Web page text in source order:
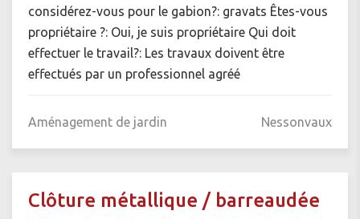
considérez-vous pour le gabion?: gravats Êtes-vous
propriétaire ?: Oui, je suis propriétaire Qui doit
effectuer le travail?: Les travaux doivent être
effectués par un professionnel agréé
Aménagement de jardin Nessonvaux
Clôture métallique / barreaudée